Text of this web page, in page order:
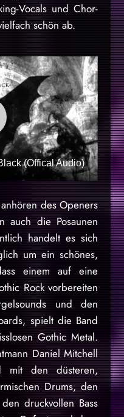
Vocals und Chor-
schön ab.
(Offical Audio)
des Openers
auch die Posaunen
handelt es sich
um ein schönes,
einem auf eine
Rock vorbereiten
und den
spielt die Band
Gothic Metal.
Daniel Mitchell
mit den düsteren,
Drums, den
druckvollen Bass